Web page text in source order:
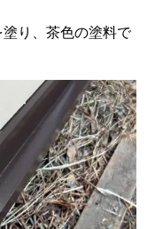
り、茶色の塗料で